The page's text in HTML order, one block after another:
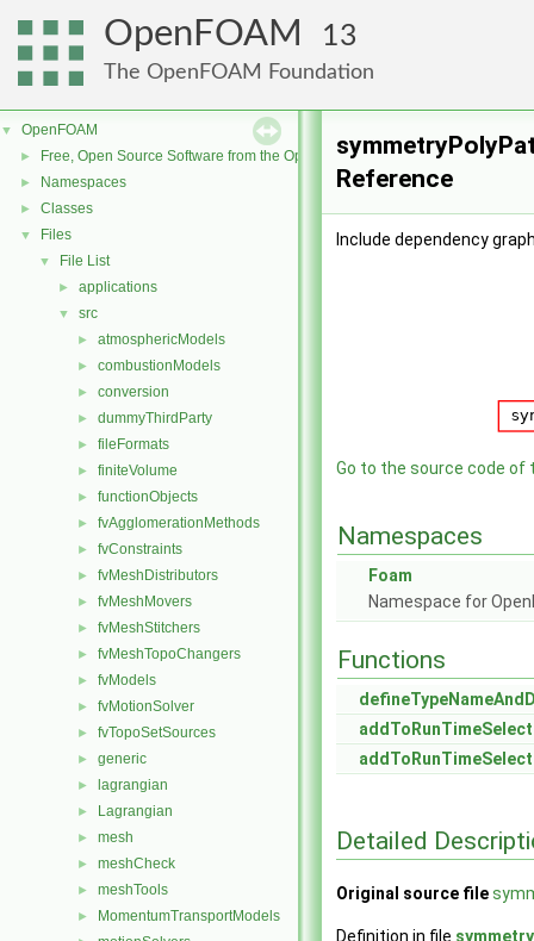
OpenFOAM 13
The OpenFOAM Foundation
▼ OpenFOAM
► Free, Open Source Software from the OpenFOAM Foundation
► Namespaces
► Classes
▼ Files
▼ File List
► applications
▼ src
► atmosphericModels
► combustionModels
► conversion
► dummyThirdParty
► fileFormats
► finiteVolume
► functionObjects
► fvAgglomerationMethods
► fvConstraints
► fvMeshDistributors
► fvMeshMovers
► fvMeshStitchers
► fvMeshTopoChangers
► fvModels
► fvMotionSolver
► fvTopoSetSources
► generic
► lagrangian
► Lagrangian
► mesh
► meshCheck
► meshTools
► MomentumTransportModels
Reference
Include dependency
Go to the source code of
Namespaces
Foam
Namespace for
Functions
Detailed
Original source file
Definition in file